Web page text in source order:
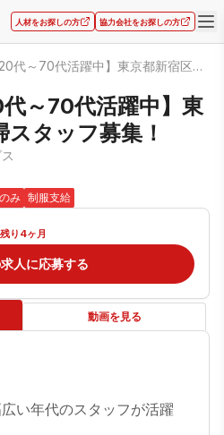
人材をお探しの方 協力会社をお探しの方
【未経験OK｜20代～70代活躍中】東京都新宿区で清掃スタッフ募集！
代～70代活躍中】東
タッフ募集！
み 制服支給
残り4ヶ月
人に応募する
動画を見る
い年代のスタッフが活躍